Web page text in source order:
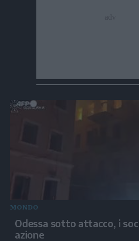
MONDO
Odessa sotto attacco, i
azione